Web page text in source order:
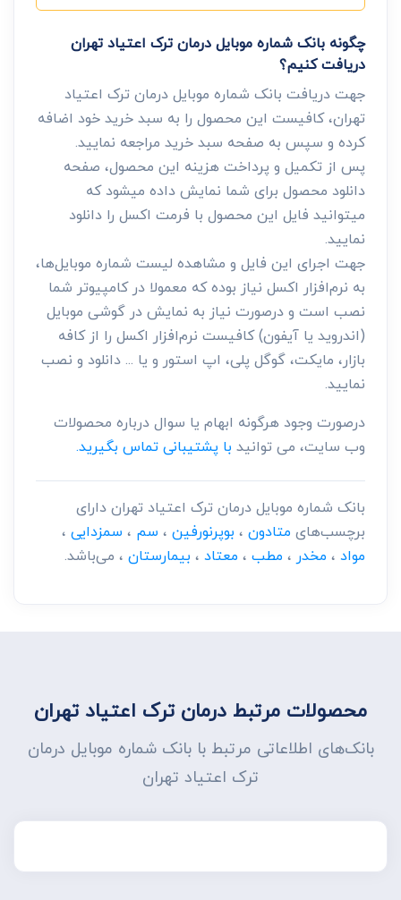
چگونه بانک شماره موبایل درمان ترک اعتیاد تهران
دریافت کنیم؟
جهت دریافت بانک شماره موبایل درمان ترک اعتیاد
تهران، کافیست این محصول را به سبد خرید خود اضافه
کرده و سپس به صفحه سبد خرید مراجعه نمایید.
پس از تکمیل و پرداخت هزینه این محصول، صفحه
دانلود محصول برای شما نمایش داده میشود که
میتوانید فایل این محصول با فرمت اکسل را دانلود
نمایید.
جهت اجرای این فایل و مشاهده لیست شماره موبایل‌ها،
به نرم‌افزار اکسل نیاز بوده که معمولا در کامپیوتر شما
نصب است و درصورت نیاز به نمایش در گوشی موبایل
(اندروید یا آیفون) کافیست نرم‌افزار اکسل را از کافه
بازار، مایکت، گوگل پلی، اپ استور و یا ... دانلود و نصب
نمایید.
درصورت وجود هرگونه ابهام یا سوال درباره محصولات
وب سایت، می توانید با پشتیبانی تماس بگیرید.
بانک شماره موبایل درمان ترک اعتیاد تهران دارای
برچسب‌های متادون ، بوپرنورفین ، سم ، سمزدایی ،
مواد ، مخدر ، مطب ، معتاد ، بیمارستان ، می‌باشد.
محصولات مرتبط درمان ترک اعتیاد تهران
بانک‌های اطلاعاتی مرتبط با بانک شماره موبایل درمان
ترک اعتیاد تهران